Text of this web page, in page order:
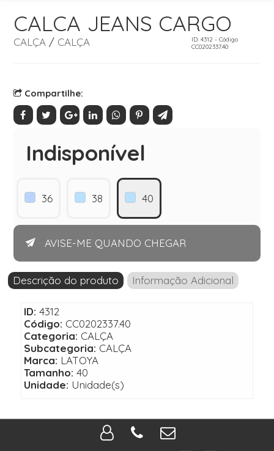
CALCA JEANS CARGO
CALÇA/ CALÇA
ID: 4312 - Código
CC0202337.40
Compartilhe:
Indisponível
36 38 40
AVISE-ME QUANDO CHEGAR
Descrição do produto Informação Adicional
ID: 4312
Código: CC0202337.40
Categoria: CALÇA
Subcategoria: CALÇA
Marca: LATOYA
Tamanho: 40
Unidade: Unidade(s)